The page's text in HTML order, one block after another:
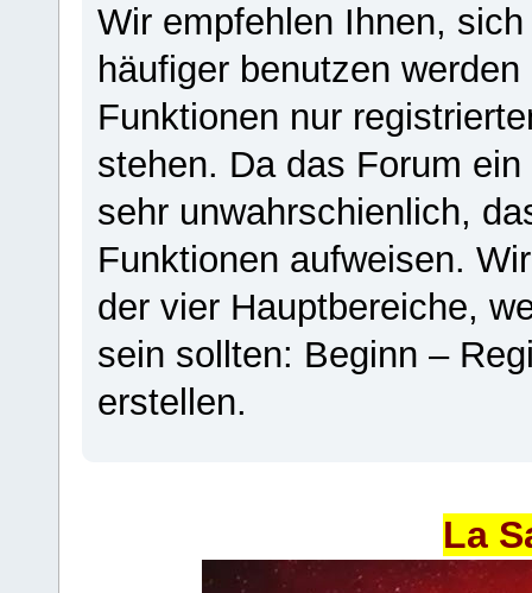
Wir empfehlen Ihnen,
häufiger benutzen
Funktionen nur
stehen. Da das Forum
sehr unwahrschienlich,
Funktionen aufweisen.
der vier Hauptbereiche,
sein sollten: Beginn –
erstellen.
La